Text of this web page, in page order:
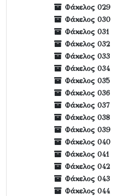
Φάκελος 029
Φάκελος 030
Φάκελος 031
Φάκελος 032
Φάκελος 033
Φάκελος 034
Φάκελος 035
Φάκελος 036
Φάκελος 037
Φάκελος 038
Φάκελος 039
Φάκελος 040
Φάκελος 041
Φάκελος 042
Φάκελος 043
Φάκελος 044